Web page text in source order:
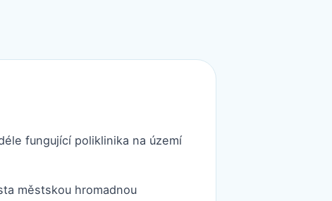
fungující poliklinika na území
městskou hromadnou